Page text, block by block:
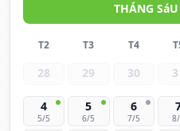
THÁNG
T2 T3 T4
28 29 30
4
5/5
5
6/5
6
7/5